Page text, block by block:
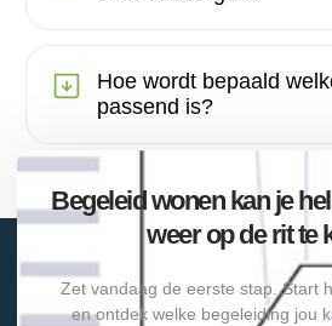
Hoe wordt bepaald
passend is?
Begeleid wonen kan je
weer op de rit te
Zet vandaag de eerste stap. Start
en ontdek welke begeleiding jou